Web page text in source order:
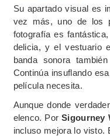
Su apartado visual es
vez más, uno de los
fotografía es
delicia, y el vestuario
banda sonora
Continúa insuflando
película necesita.
Aunque donde
elenco. PorSigourney
incluso mejora lo visto.